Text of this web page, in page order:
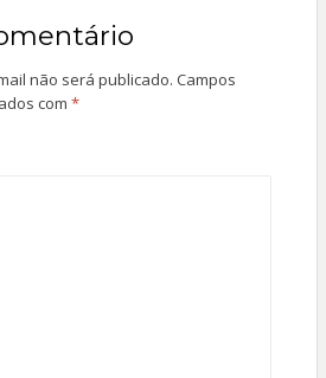
não será publicado. Campos
com *